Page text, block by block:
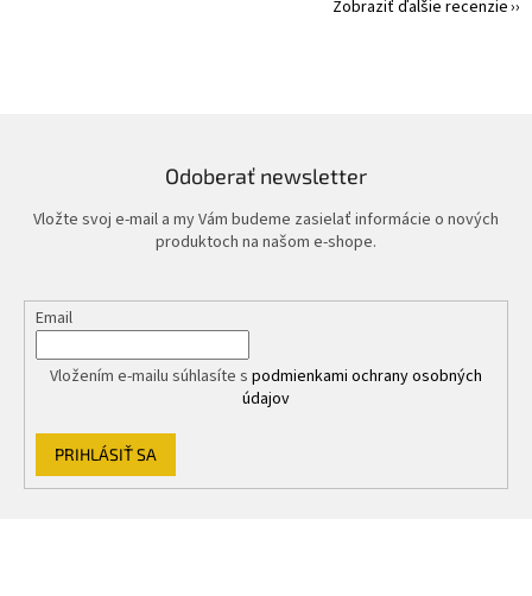
Zobraziť ďalšie recenzie
Odoberať newsletter
Vložte svoj e-mail a my Vám budeme zasielať informácie o nových
produktoch na našom e-shope.
Email
Vložením e-mailu súhlasíte s podmienkami ochrany osobných
údajov
PRIHLÁSIŤ SA